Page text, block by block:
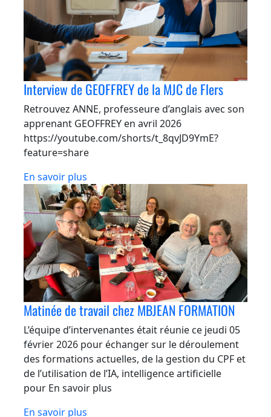
Interview de GEOFFREY de la MJC de Flers
Retrouvez ANNE, professeure d’anglais avec son
apprenant GEOFFREY en avril 2026
https://youtube.com/shorts/t_8qvJD9YmE?
feature=share
En savoir plus
Matinée de travail chez MBJEAN FORMATION
L’équipe d’intervenantes était réunie ce jeudi 05
février 2026 pour échanger sur le déroulement
des formations actuelles, de la gestion du CPF et
de l’utilisation de l’IA, intelligence artificielle
pour En savoir plus
En savoir plus